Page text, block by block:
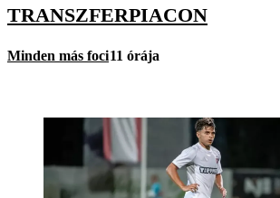
TRANSZFERPIACON
Minden más foci11 órája